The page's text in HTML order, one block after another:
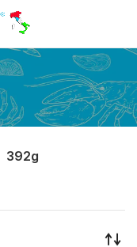
392g